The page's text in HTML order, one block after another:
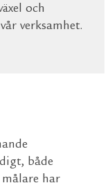
och
verksamhet.
både
har